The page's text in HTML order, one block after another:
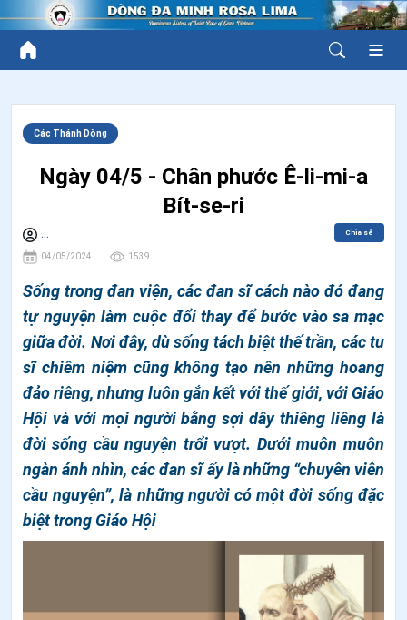
Các Thánh Dòng
Ngày 04/5 - Chân phước Ê-li-mi-a
Bít-se-ri
...
04/05/2024 1539
Chia sẻ
Sống trong đan viện, các đan sĩ cách nào đó đang
tự nguyện làm cuộc đổi thay để bước vào sa mạc
giữa đời. Nơi đây, dù sống tách biệt thế trần, các tu
sĩ chiêm niệm cũng không tạo nên những hoang
đảo riêng, nhưng luôn gắn kết với thế giới, với Giáo
Hội và với mọi người bằng sợi dây thiêng liêng là
đời sống cầu nguyện trổi vượt. Dưới muôn muôn
ngàn ánh nhìn, các đan sĩ ấy là những “chuyên viên
cầu nguyện”, là những người có một đời sống đặc
biệt trong Giáo Hội